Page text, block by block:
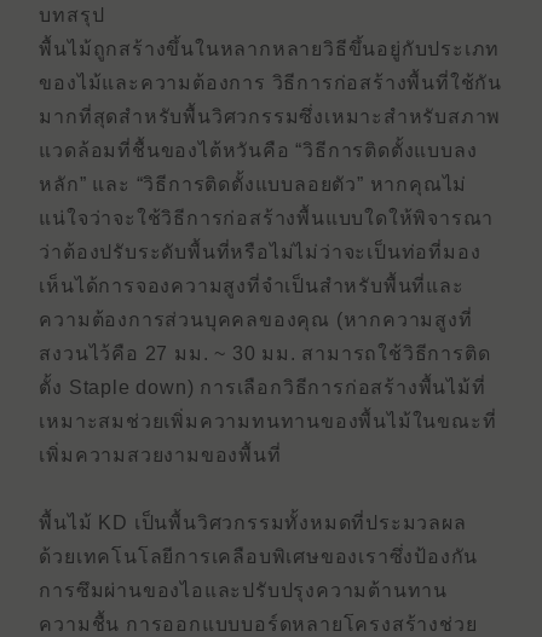
บทสรุป
พื้นไม้ถูกสร้างขึ้นในหลากหลายวิธีขึ้นอยู่กับประเภท
ของไม้และความต้องการ วิธีการก่อสร้างพื้นที่ใช้กัน
มากที่สุดสําหรับพื้นวิศวกรรมซึ่งเหมาะสําหรับสภาพ
แวดล้อมที่ชื้นของไต้หวันคือ “วิธีการติดตั้งแบบลง
หลัก” และ “วิธีการติดตั้งแบบลอยตัว” หากคุณไม่
แน่ใจว่าจะใช้วิธีการก่อสร้างพื้นแบบใดให้พิจารณา
ว่าต้องปรับระดับพื้นที่หรือไม่ไม่ว่าจะเป็นท่อที่มอง
เห็นได้การจองความสูงที่จําเป็นสําหรับพื้นที่และ
ความต้องการส่วนบุคคลของคุณ (หากความสูงที่
สงวนไว้คือ 27 มม. ~ 30 มม. สามารถใช้วิธีการติด
ตั้ง Staple down) การเลือกวิธีการก่อสร้างพื้นไม้ที่
เหมาะสมช่วยเพิ่มความทนทานของพื้นไม้ในขณะที่
เพิ่มความสวยงามของพื้นที่
พื้นไม้ KD เป็นพื้นวิศวกรรมทั้งหมดที่ประมวลผล
ด้วยเทคโนโลยีการเคลือบพิเศษของเราซึ่งป้องกัน
การซึมผ่านของไอและปรับปรุงความต้านทาน
ความชื้น การออกแบบบอร์ดหลายโครงสร้างช่วย